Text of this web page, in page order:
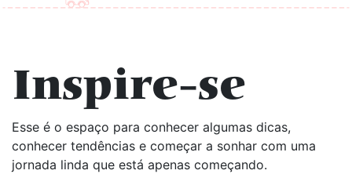
Inspire-se
Esse é o espaço para conhecer algumas dicas,
conhecer tendências e começar a sonhar com uma
jornada linda que está apenas começando.